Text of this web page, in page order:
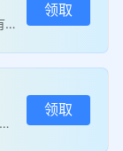
领取
领取